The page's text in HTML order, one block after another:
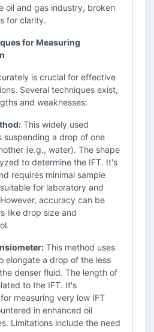
oil and gas industry, broken
for clarity.
for Measuring
is crucial for effective
Several techniques exist,
and weaknesses:
This widely used
suspending a drop of one
(e.g., water). The shape
to determine the IFT. It's
requires minimal sample
for laboratory and
accuracy can be
like drop size and
This method uses
elongate a drop of the less
denser fluid. The length of
to the IFT. It's
measuring very low IFT
in enhanced oil
Limitations include the need